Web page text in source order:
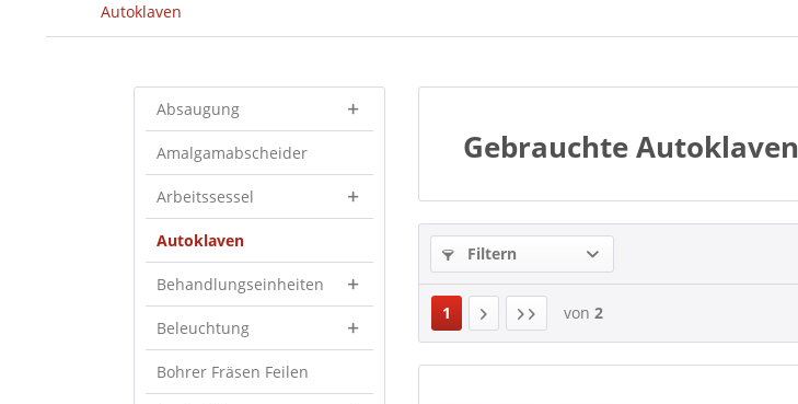
Autoklaven
Absaugung
Amalgamabscheider
Arbeitssessel
Autoklaven
Behandlungseinheiten
Beleuchtung
Bohrer Fräsen Feilen
Gebrauchte Autoklaven
Filtern
1 von 2